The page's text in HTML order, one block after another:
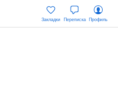
Закладки Переписка Профиль